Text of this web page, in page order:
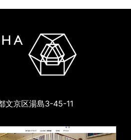
文京区湯島3-45-11